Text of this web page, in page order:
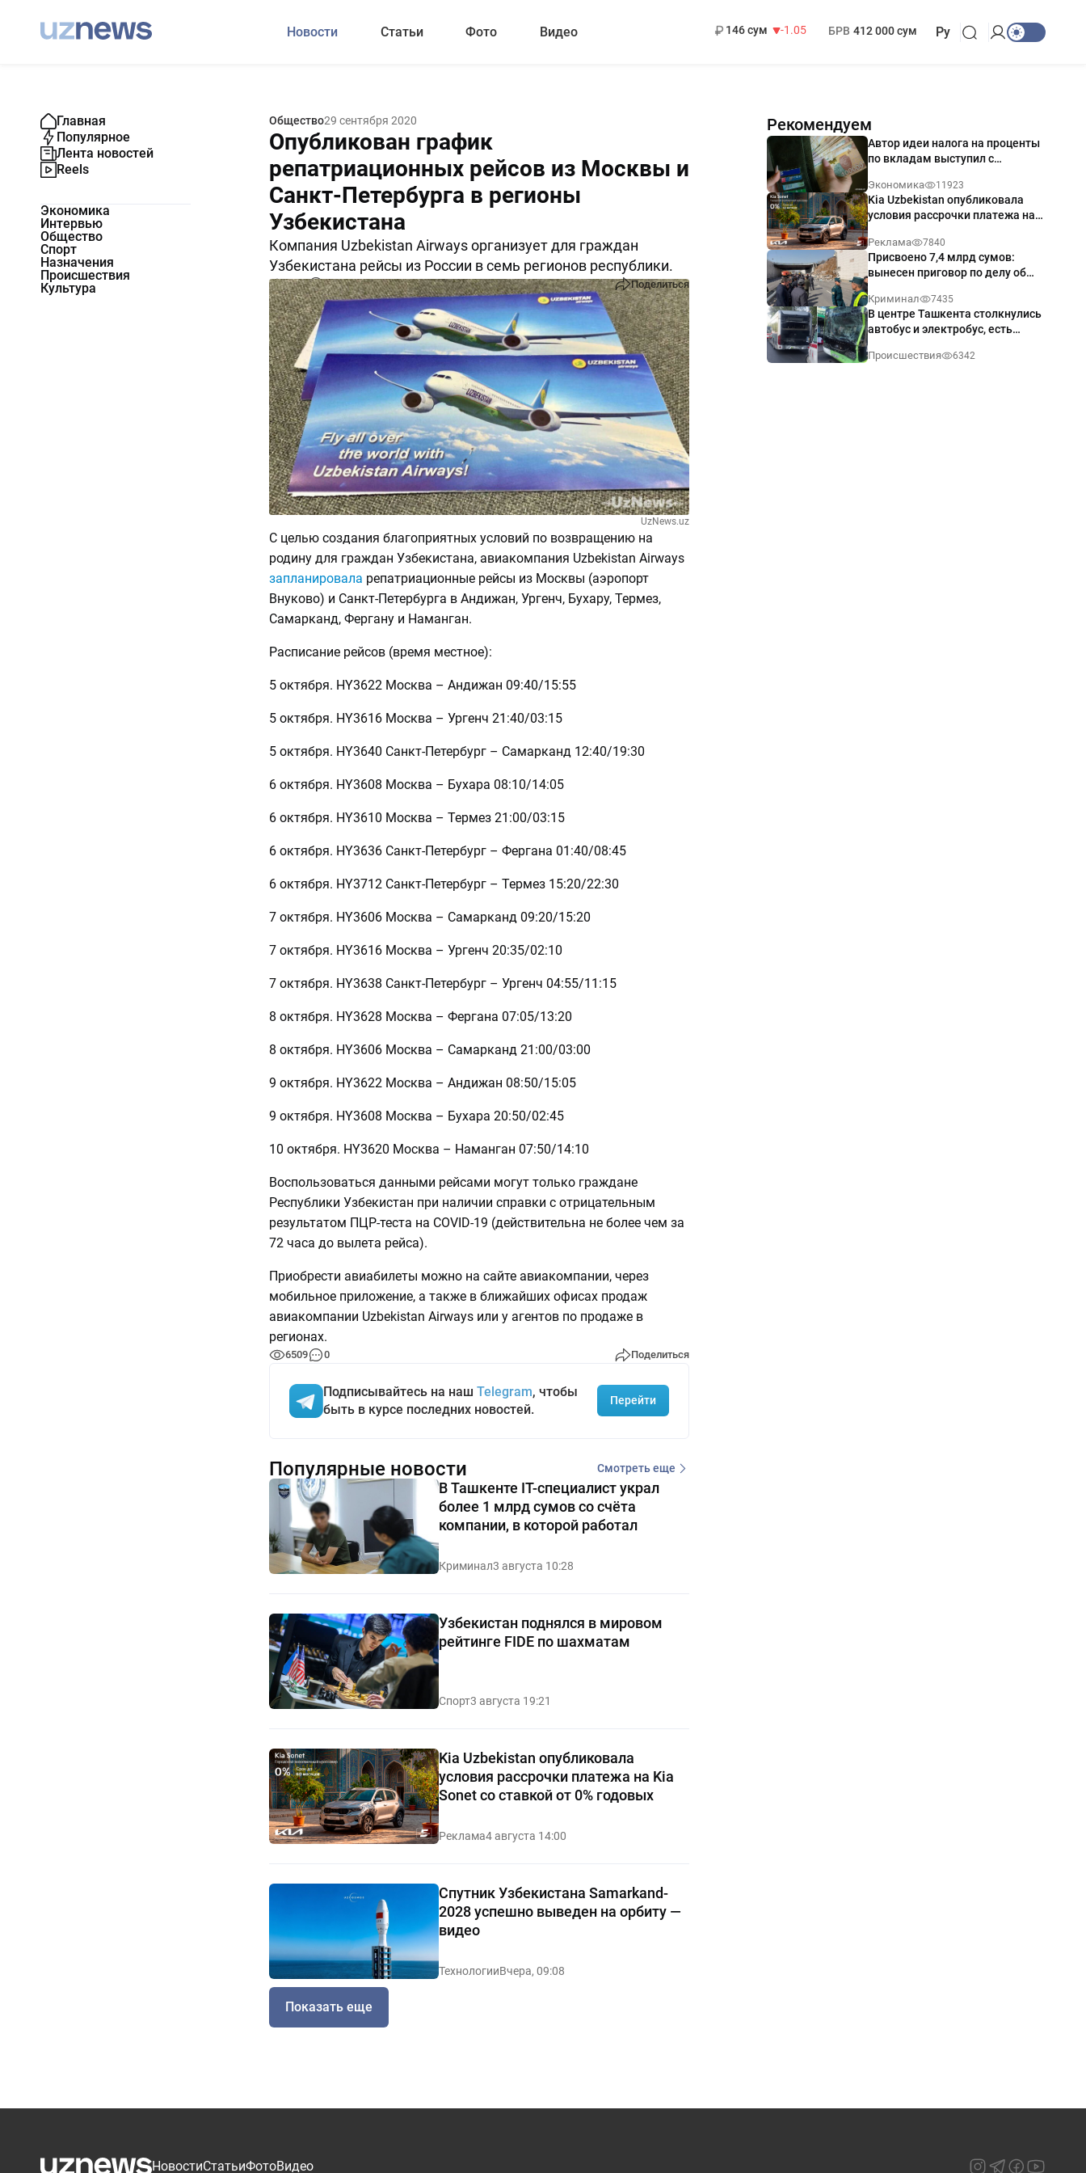
Новости Статьи Фото Видео
146 сум
-1.05
БРВ 412 000 сум Ру
Главная
Популярное
Лента новостей
Reels
Экономика
Интервью
Общество
Спорт
Назначения
Происшествия
Культура
Общество29 сентября 2020
Опубликован график
репатриационных рейсов из Москвы и
Санкт-Петербурга в регионы
Узбекистана
Компания Uzbekistan Airways организует для граждан
Узбекистана рейсы из России в семь регионов республики.
6509 0 Поделиться
UzNews.uz
С целью создания благоприятных условий по возвращению на
родину для граждан Узбекистана, авиакомпания Uzbekistan Airways
запланировала репатриационные рейсы из Москвы (аэропорт
Внуково) и Санкт-Петербурга в Андижан, Ургенч, Бухару, Термез,
Самарканд, Фергану и Наманган.
Расписание рейсов (время местное):
5 октября. HY3622 Москва – Андижан 09:40/15:55
5 октября. HY3616 Москва – Ургенч 21:40/03:15
5 октября. HY3640 Санкт-Петербург – Самарканд 12:40/19:30
6 октября. HY3608 Москва – Бухара 08:10/14:05
6 октября. HY3610 Москва – Термез 21:00/03:15
6 октября. HY3636 Санкт-Петербург – Фергана 01:40/08:45
6 октября. HY3712 Санкт-Петербург – Термез 15:20/22:30
7 октября. HY3606 Москва – Самарканд 09:20/15:20
7 октября. HY3616 Москва – Ургенч 20:35/02:10
7 октября. HY3638 Санкт-Петербург – Ургенч 04:55/11:15
8 октября. HY3628 Москва – Фергана 07:05/13:20
8 октября. HY3606 Москва – Самарканд 21:00/03:00
9 октября. HY3622 Москва – Андижан 08:50/15:05
9 октября. HY3608 Москва – Бухара 20:50/02:45
10 октября. HY3620 Москва – Наманган 07:50/14:10
Воспользоваться данными рейсами могут только граждане
Республики Узбекистан при наличии справки с отрицательным
результатом ПЦР-теста на COVID-19 (действительна не более чем за
72 часа до вылета рейса).
Приобрести авиабилеты можно на сайте авиакомпании, через
мобильное приложение, а также в ближайших офисах продаж
авиакомпании Uzbekistan Airways или у агентов по продаже в
регионах.
6509 0 Поделиться
Подписывайтесь на наш Telegram, чтобы
быть в курсе последних новостей.
Перейти
Рекомендуем
Автор идеи налога на проценты
по вкладам выступил с
Экономика 11923
Kia Uzbekistan опубликовала
условия рассрочки платежа на
годовых
Реклама 7840
Присвоено 7,4 млрд сумов:
вынесен приговор по делу об
Ташкенте
Криминал 7435
В центре Ташкента столкнулись
автобус и электробус, есть
Происшествия 6342
Популярные новости Смотреть еще
В Ташкенте IT-специалист украл
более 1 млрд сумов со счёта
компании, в которой работал
Криминал3 августа 10:28
Узбекистан поднялся в мировом
рейтинге FIDE по шахматам
Спорт3 августа 19:21
Kia Uzbekistan опубликовала
условия рассрочки платежа на Kia
Sonet со ставкой от 0% годовых
Реклама4 августа 14:00
Спутник Узбекистана Samarkand-
2028 успешно выведен на орбиту —
видео
ТехнологииВчера, 09:08
Показать еще
НовостиСтатьиФотоВидео